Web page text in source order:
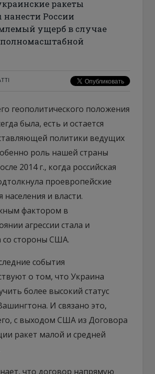
ракеты
России
ущерб в случае
геополитического положения
была, есть и остается
политики ведущих
роль нашей страны
2014 г., когда российская
проевропейские
населения и власти.
фактором в
агрессии стала и
со стороны США.
события
о том, что Украина
более высокий статус
И связано это,
с выходом США из Договора
ракет малой и средней
что договор напрямую